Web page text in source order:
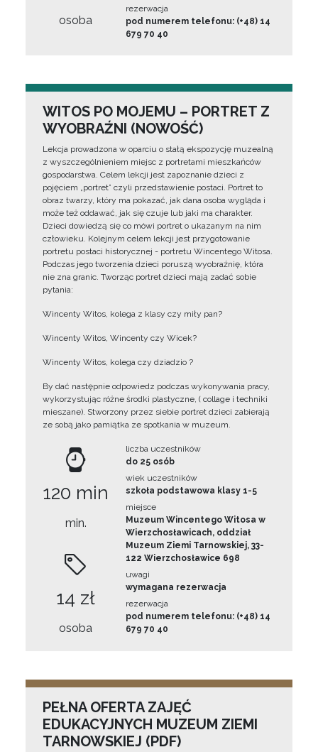
osoba
rezerwacja
pod numerem telefonu: (+48) 14
679 70 40
WITOS PO MOJEMU – PORTRET Z
WYOBRAŹNI (NOWOŚĆ)
Lekcja prowadzona w oparciu o stałą ekspozycję muzealną
z wyszczególnieniem miejsc z portretami mieszkańców
gospodarstwa. Celem lekcji jest zapoznanie dzieci z
pojęciem „portret” czyli przedstawienie postaci. Portret to
obraz twarzy, który ma pokazać, jak dana osoba wygląda i
może też oddawać, jak się czuje lub jaki ma charakter.
Dzieci dowiedzą się co mówi portret o ukazanym na nim
człowieku. Kolejnym celem lekcji jest przygotowanie
portretu postaci historycznej - portretu Wincentego Witosa.
Podczas jego tworzenia dzieci poruszą wyobraźnię, która
nie zna granic. Tworząc portret dzieci mają zadać sobie
pytania:
Wincenty Witos, kolega z klasy czy miły pan?
Wincenty Witos, Wincenty czy Wicek?
Wincenty Witos, kolega czy dziadzio ?
By dać następnie odpowiedz podczas wykonywania pracy,
wykorzystując różne środki plastyczne, ( collage i techniki
mieszane). Stworzony przez siebie portret dzieci zabierają
ze sobą jako pamiątka ze spotkania w muzeum.
120 min
min.
14 zł
osoba
liczba uczestników
do 25 osób
wiek uczestników
szkoła podstawowa klasy 1-5
miejsce
Muzeum Wincentego Witosa w
Wierzchosławicach, oddział
Muzeum Ziemi Tarnowskiej, 33-
122 Wierzchosławice 698
uwagi
wymagana rezerwacja
rezerwacja
pod numerem telefonu: (+48) 14
679 70 40
PEŁNA OFERTA ZAJĘĆ
EDUKACYJNYCH MUZEUM ZIEMI
TARNOWSKIEJ (PDF)